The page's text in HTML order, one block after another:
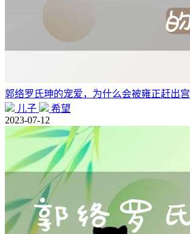
郭络罗氏珅的宠爱，为什么会被雍正赶出宫
儿子
希望
2023-07-12